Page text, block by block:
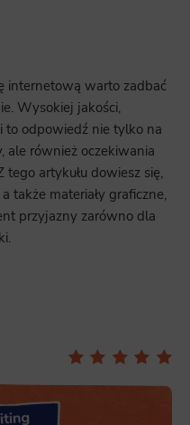
internetową warto zadbać
Wysokiej jakości,
to odpowiedź nie tylko na
ale również oczekiwania
artykułu dowiesz się,
także materiały graficzne,
przyjazny zarówno dla